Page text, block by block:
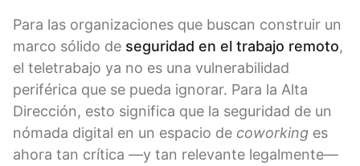
Para las organizaciones que buscan construir un
marco sólido de seguridad en el trabajo remoto,
el teletrabajo ya no es una vulnerabilidad
periférica que se pueda ignorar. Para la Alta
Dirección, esto significa que la seguridad de un
nómada digital en un espacio de coworking es
ahora tan crítica —y tan relevante legalmente—